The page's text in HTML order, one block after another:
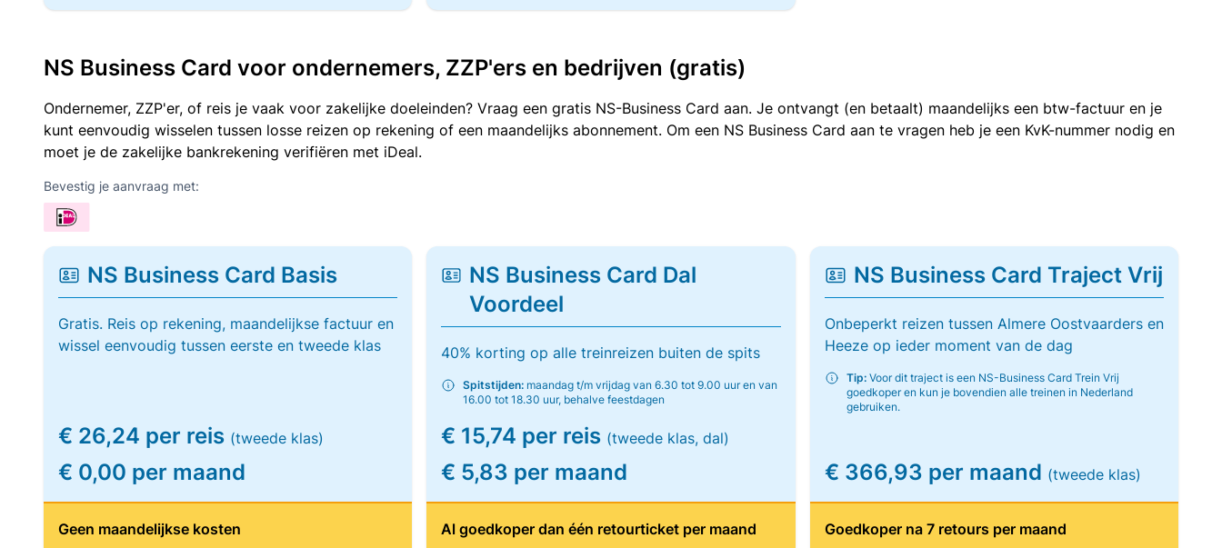
NS Business Card voor ondernemers, ZZP'ers en bedrijven (gratis)
Ondernemer, ZZP'er, of reis je vaak voor zakelijke doeleinden? Vraag een gratis NS-Business Card aan. Je ontvangt (en betaalt) maandelijks een btw-factuur en je
kunt eenvoudig wisselen tussen losse reizen op rekening of een maandelijks abonnement. Om een NS Business Card aan te vragen heb je een KvK-nummer nodig en
moet je de zakelijke bankrekening verifiëren met iDeal.
Bevestig je aanvraag met:
NS Business Card Basis
Gratis. Reis op rekening, maandelijkse factuur en
wissel eenvoudig tussen eerste en tweede klas
€ 26,24 per reis (tweede klas)
€ 0,00 per maand
Geen maandelijkse kosten
NS Business Card Dal
Voordeel
40% korting op alle treinreizen buiten de spits
Spitstijden: maandag t/m vrijdag van 6.30 tot 9.00 uur en van
16.00 tot 18.30 uur, behalve feestdagen
€ 15,74 per reis (tweede klas, dal)
€ 5,83 per maand
Al goedkoper dan één retourticket per maand
NS Business Card Traject Vrij
Onbeperkt reizen tussen Almere Oostvaarders en
Heeze op ieder moment van de dag
Tip:Voor dit traject is een NS-Business Card Trein Vrij
goedkoper en kun je bovendien alle treinen in Nederland
gebruiken.
€ 366,93 per maand (tweede klas)
Goedkoper na 7 retours per maand